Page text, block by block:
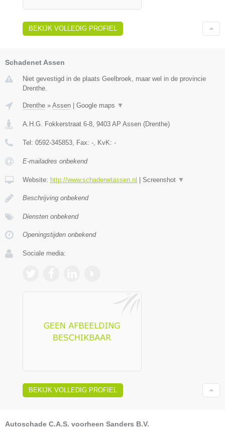
BEKIJK VOLLEDIG PROFIEL
Schadenet Assen
Niet gevestigd in de plaats Geelbroek, maar wel in de provincie
Drenthe.
Drenthe » Assen | Google maps ▼
A.H.G. Fokkerstraat 6-8 9403 AP Assen (Drenthe)
Tel: 0592-345853 , Fax: - , KvK: -
E-mailadres onbekend
Website: http://www.schadenetassen.nl | Screenshot ▼
Beschrijving onbekend
Diensten onbekend
Openingstijden onbekend
Sociale media:
BEKIJK VOLLEDIG PROFIEL
Autoschade C.A.S. voorheen Sanders B.V.